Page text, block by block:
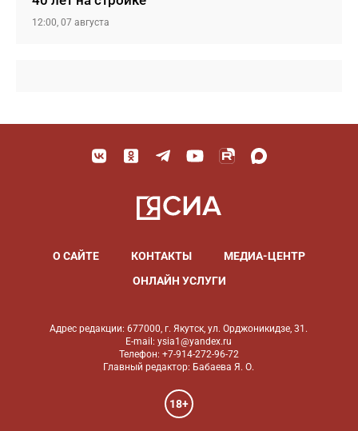
12:00, 07 августа
О САЙТЕ КОНТАКТЫ
МЕДИА-ЦЕНТР
ОНЛАЙН УСЛУГИ
Адрес редакции: 677000, г. Якутск, ул. Орджоникидзе, 31.
E-mail: ysia1@yandex.ru
Телефон: +7-914-272-96-72
Главный редактор: Бабаева Я. О.
18+